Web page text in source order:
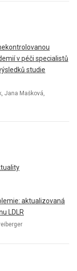
v péči specialistů
studie
Jana Mašková,
aktualizovaná
LDLR